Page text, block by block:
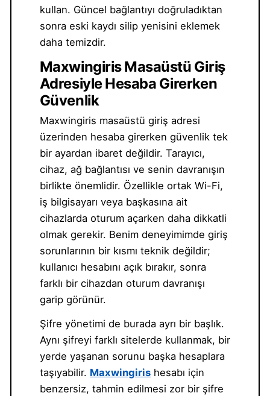
kullan. Güncel bağlantıyı doğruladıktan
sonra eski kaydı silip yenisini eklemek
daha temizdir.
Maxwingiris Masaüstü Giriş
Adresiyle Hesaba Girerken
Güvenlik
Maxwingiris masaüstü giriş adresi
üzerinden hesaba girerken güvenlik tek
bir ayardan ibaret değildir. Tarayıcı,
cihaz, ağ bağlantısı ve senin davranışın
birlikte önemlidir. Özellikle ortak Wi-Fi,
iş bilgisayarı veya başkasına ait
cihazlarda oturum açarken daha dikkatli
olmak gerekir. Benim deneyimimde giriş
sorunlarının bir kısmı teknik değildir;
kullanıcı hesabını açık bırakır, sonra
farklı bir cihazdan oturum davranışı
garip görünür.
Şifre yönetimi de burada ayrı bir başlık.
Aynı şifreyi farklı sitelerde kullanmak, bir
yerde yaşanan sorunu başka hesaplara
taşıyabilir. Maxwingirishesabı için
benzersiz, tahmin edilmesi zor bir şifre